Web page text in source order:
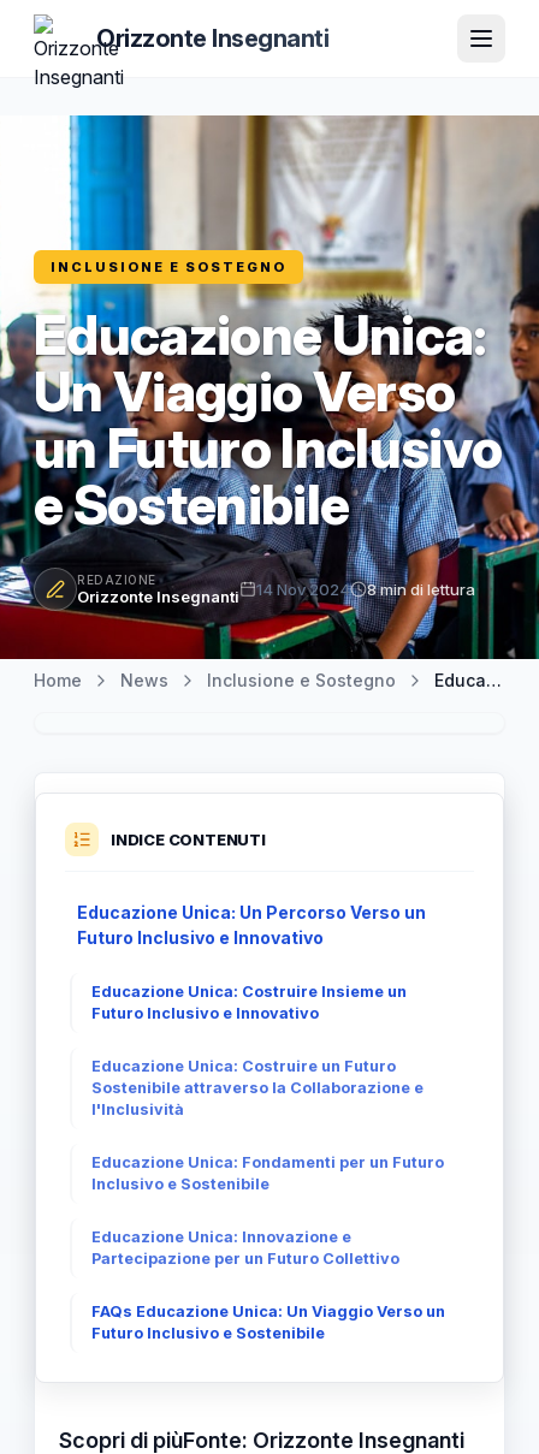
Orizzonte Insegnanti
INCLUSIONE E SOSTEGNO
Educazione Unica:
Un Viaggio Verso
un Futuro Inclusivo
e Sostenibile
REDAZIONE
Orizzonte Insegnanti 14 Nov 2024 8 min di lettura
Home News Inclusione e Sostegno Educazione Unica: Un Viaggio Verso un Futuro Inclusivo e Sostenibile
INDICE CONTENUTI
Educazione Unica: Un Percorso Verso un
Futuro Inclusivo e Innovativo
Educazione Unica: Costruire Insieme un
Futuro Inclusivo e Innovativo
Educazione Unica: Costruire un Futuro
Sostenibile attraverso la Collaborazione e
l'Inclusività
Educazione Unica: Fondamenti per un Futuro
Inclusivo e Sostenibile
Educazione Unica: Innovazione e
Partecipazione per un Futuro Collettivo
FAQs Educazione Unica: Un Viaggio Verso un
Futuro Inclusivo e Sostenibile
Scopri di piùFonte: Orizzonte Insegnanti